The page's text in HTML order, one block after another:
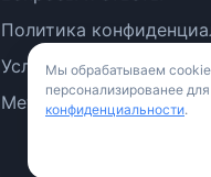
Политика
Условия использования
Методология
Мы обрабатываем
персонализированее
конфиденциальности.